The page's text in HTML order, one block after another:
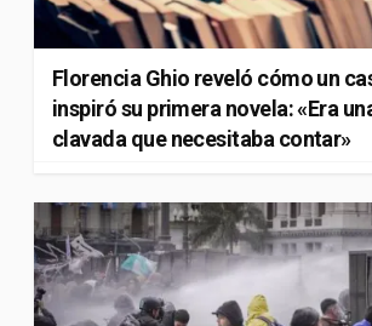
Florencia Ghio reveló cómo un
inspiró su primera novela: «Era
clavada que necesitaba contar»